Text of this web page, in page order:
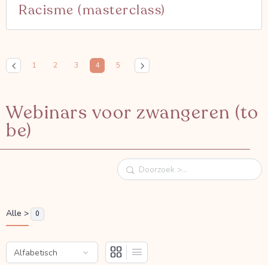
Racisme (masterclass)
1 2 3 4 5
Webinars voor zwangeren (to
be)
Doorzoek
Alle > 0